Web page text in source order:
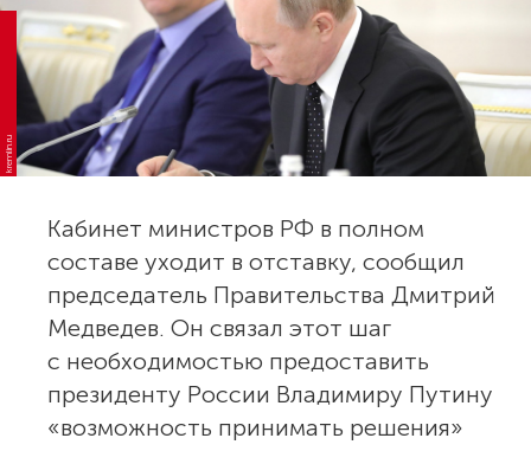
kremlin.ru
Кабинет министров РФ в полном
составе уходит в отставку, сообщил
председатель Правительства Дмитрий
Медведев. Он связал этот шаг
с необходимостью предоставить
президенту России Владимиру Путину
«возможность принимать решения»